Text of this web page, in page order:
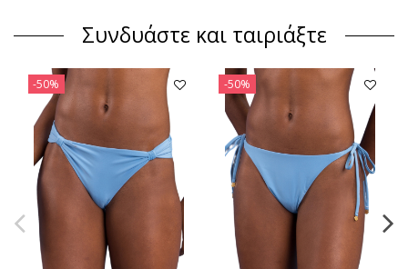
Συνδυάστε και ταιριάξτε
-50% -50%